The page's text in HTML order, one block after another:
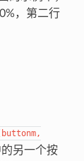
，第二行
buttonm,
另一个按